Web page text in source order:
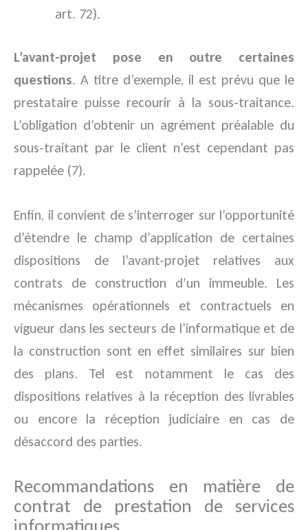
art. 72).
L’avant-projet pose en outre certaines
questions. A titre d’exemple, il est prévu que le
prestataire puisse recourir à la sous-traitance.
L’obligation d’obtenir un agrément préalable du
sous-traitant par le client n’est cependant pas
rappelée (7).
Enfin, il convient de s’interroger sur l’opportunité
d’étendre le champ d’application de certaines
dispositions de l’avant-projet relatives aux
contrats de construction d’un immeuble. Les
mécanismes opérationnels et contractuels en
vigueur dans les secteurs de l’informatique et de
la construction sont en effet similaires sur bien
des plans. Tel est notamment le cas des
dispositions relatives à la réception des livrables
ou encore la réception judiciaire en cas de
désaccord des parties.
Recommandations en matière de
contrat de prestation de services